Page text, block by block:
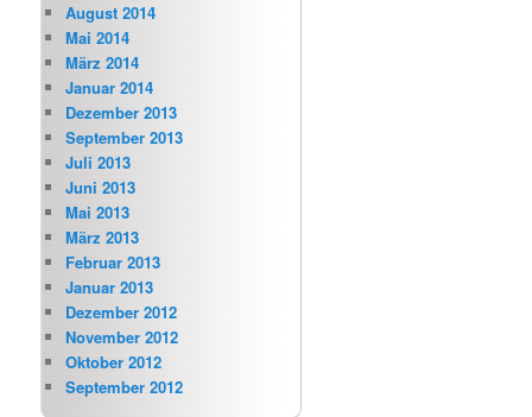
August 2014
Mai 2014
März 2014
Januar 2014
Dezember 2013
September 2013
Juli 2013
Juni 2013
Mai 2013
März 2013
Februar 2013
Januar 2013
Dezember 2012
November 2012
Oktober 2012
September 2012